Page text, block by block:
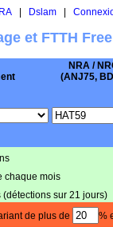
| Dslam|
et FTTH
NRA /
(ANJ75,
chaque mois
(détections sur 21 jours)
de plus de %